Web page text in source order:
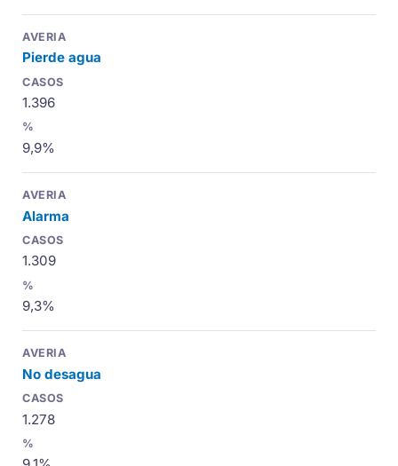
Pierde agua
1.396
9,9%
Alarma
1.309
9,3%
No desagua
1.278